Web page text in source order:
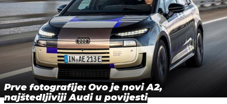
Prve fotografije: Ovo je novi A2,
najštedljiviji Audi u povijesti